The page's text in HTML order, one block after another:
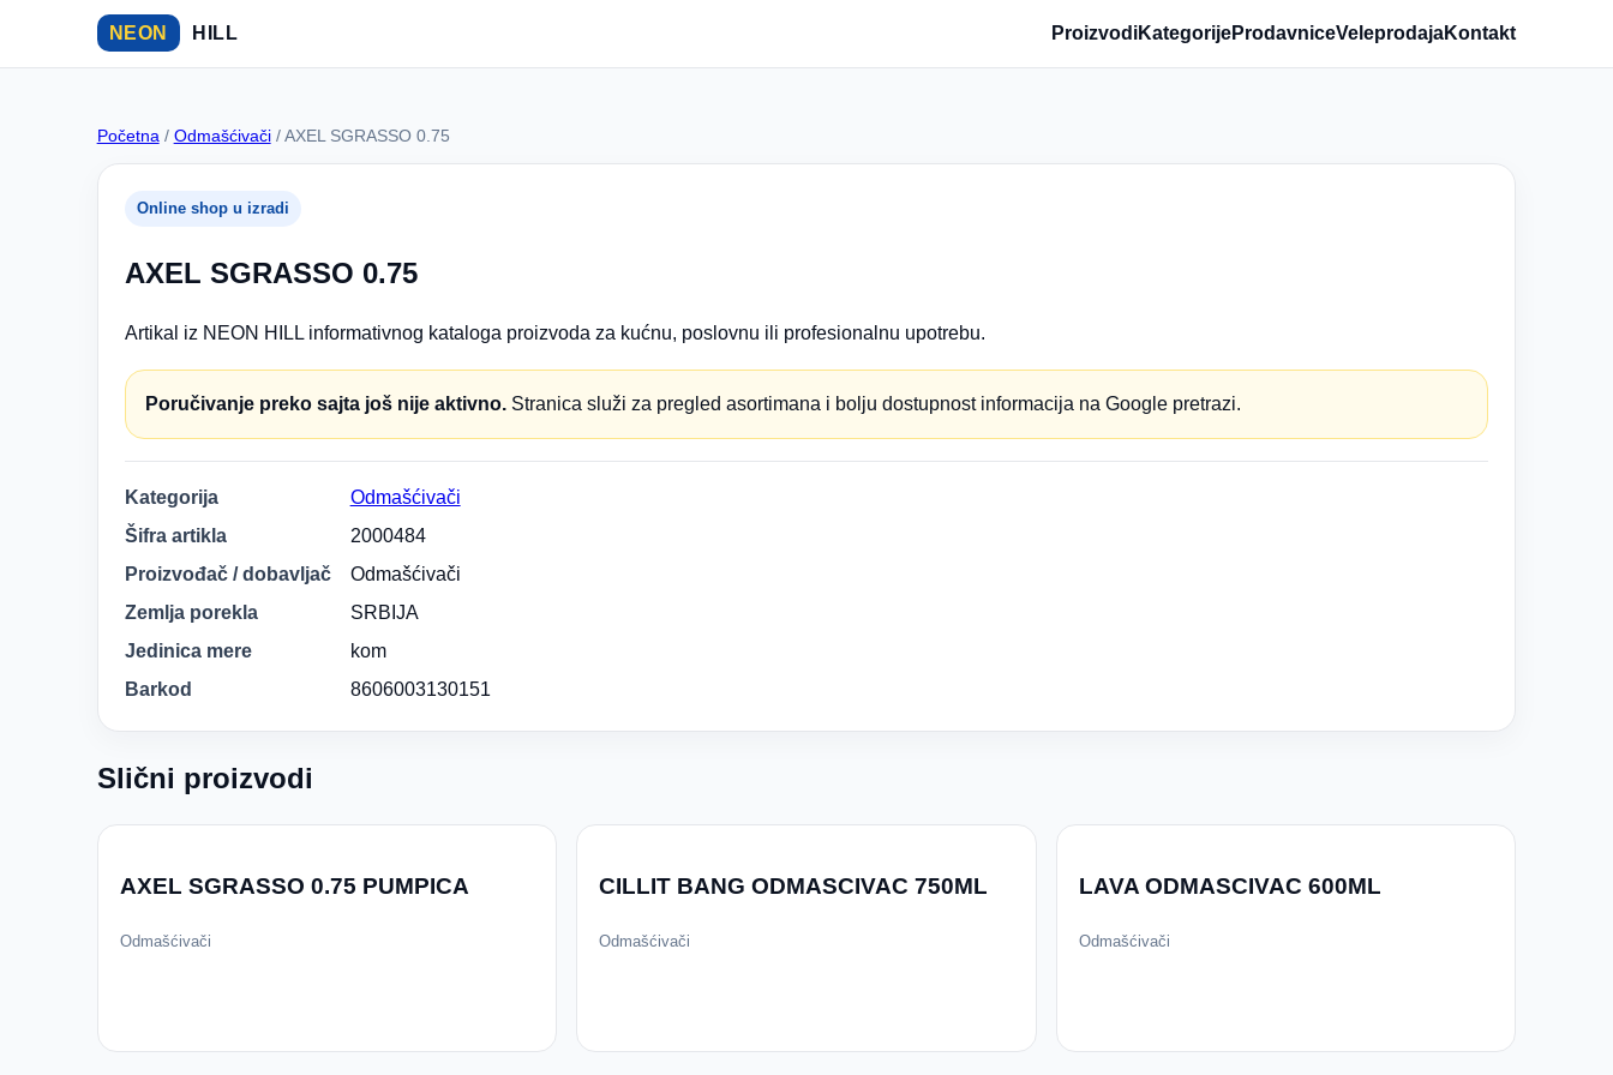
NEON HILL ProizvodiKategorijeProdavniceVeleprodajaKontakt
Početna / Odmašćivači/ AXEL SGRASSO 0.75
Online shop u izradi
AXEL SGRASSO 0.75
Artikal iz NEON HILL informativnog kataloga proizvoda za kućnu, poslovnu ili profesionalnu upotrebu.
Poručivanje preko sajta još nije aktivno.Stranica služi za pregled asortimana i bolju dostupnost informacija na Google pretrazi.
Kategorija
Odmašćivači
Šifra artikla
2000484
Proizvođač / dobavljač
Odmašćivači
Zemlja porekla
SRBIJA
Jedinica mere
kom
Barkod
8606003130151
Slični proizvodi
AXEL SGRASSO 0.75 PUMPICA
Odmašćivači
CILLIT BANG ODMASCIVAC 750ML
Odmašćivači
LAVA ODMASCIVAC 600ML
Odmašćivači